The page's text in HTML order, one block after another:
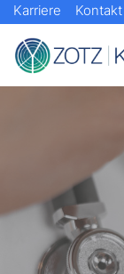
Karriere Kontakt